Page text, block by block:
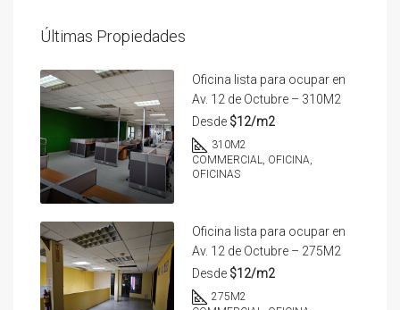
Últimas Propiedades
Oficina lista para ocupar en
Av. 12 de Octubre – 310M2
Desde $12/m2
310M2
COMMERCIAL, OFICINA,
OFICINAS
Oficina lista para ocupar en
Av. 12 de Octubre – 275M2
Desde $12/m2
275M2